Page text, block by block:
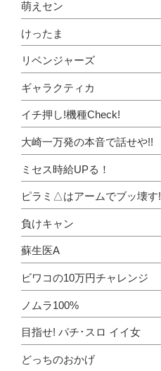
萌えセン
けったま
リベンジャーズ
ギャラクティカ
イチ押し!機種Check!
大崎一万発の本音で話せや!!
ミセス時給UPる！
ピラミ△はアームでブッ壊す!
負けキャン
蘇生医A
ビワコの10万円チャレンジ
ノムラ100%
目指せ! パチ･スロ イイ女
どっちのおかげ